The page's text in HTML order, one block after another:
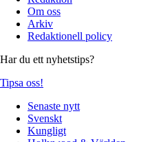
Om oss
Arkiv
Redaktionell policy
Har du ett nyhetstips?
Tipsa oss!
Senaste nytt
Svenskt
Kungligt